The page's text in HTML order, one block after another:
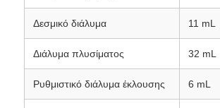
Προϊόντα
Σχετικά με εμάς
Δεσμικό διάλυμα 11 mL
Διάλυμα πλυσίματος 32 mL
Ρυθμιστικό διάλυμα έκλουσης 6 mL